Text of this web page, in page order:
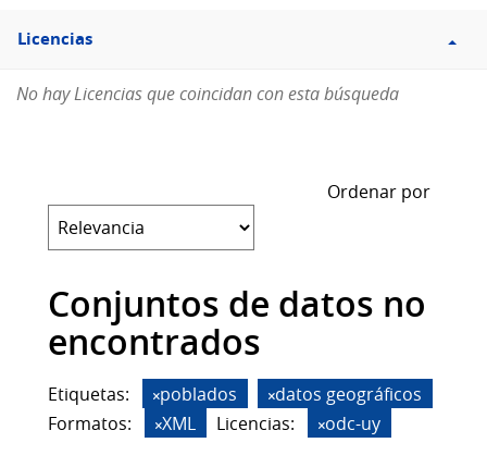
Filtro
Licencias
Licencias
No hay Licencias que coincidan con esta búsqueda
Ordenar por
Conjuntos de datos no
encontrados
Etiquetas: poblados
datos geográficos
Formatos:
XML Licencias: odc-uy